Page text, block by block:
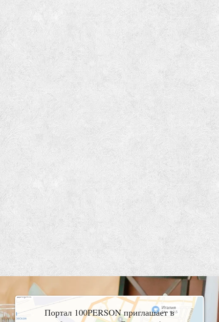
Портал 100PERSON приглашает в